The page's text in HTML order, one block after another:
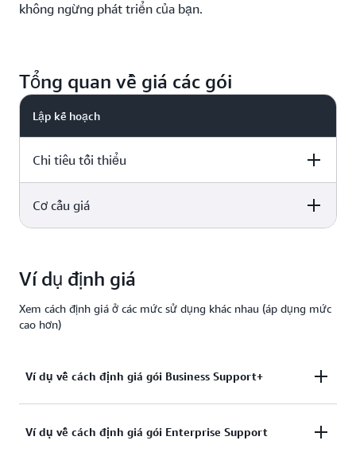
không ngừng phát triển của bạn.
Tổng quan về giá các gói
Lập kế hoạch
Chi tiêu tối thiểu
Business Support+
Unified
29 USD/tháng cho
mỗi tài khoản
Cơ cấu giá
Áp dụng mức cao
29 USD/tháng cho
mỗi tài khoản
- hoặc -
Áp dụng mức cao
50.000
Ví dụ định giá
Xem cách định giá ở các mức sử dụng khác nhau (áp dụng mức
cao hơn)
Ví dụ về cách định giá gói Business Support+
Với 20.000 USD chi phí AWS hàng tháng:
Ví dụ về cách định giá gói Enterprise Support